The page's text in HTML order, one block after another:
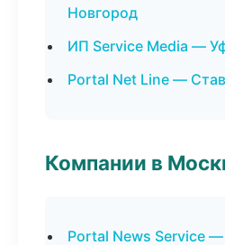
Новгород
ИП Service Media —
Portal Net Line —
Компании в
Portal News Service